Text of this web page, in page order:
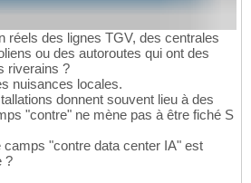
réels des lignes TGV, des centrales
ou des autoroutes qui ont des
riverains ?
nuisances locales.
donnent souvent lieu à des
"contre" ne mène pas à être fiché S
camps "contre data center IA" est
?